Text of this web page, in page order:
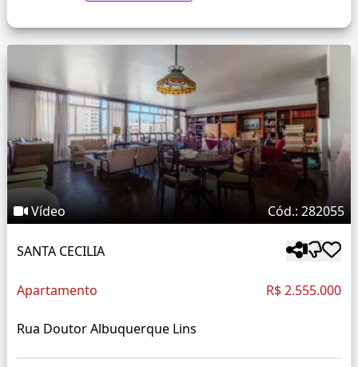
Vídeo Cód.: 282055
SANTA CECILIA
Apartamento R$ 2.555.000
Rua Doutor Albuquerque Lins